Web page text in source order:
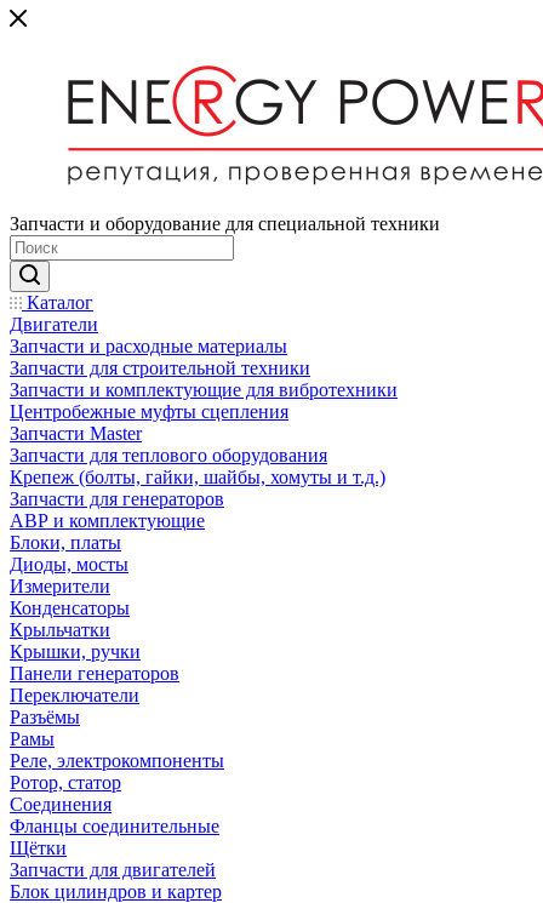
Запчасти и оборудование для специальной техники
Каталог
Двигатели
Запчасти и расходные материалы
Запчасти для строительной техники
Запчасти и комплектующие для вибротехники
Центробежные муфты сцепления
Запчасти Master
Запчасти для теплового оборудования
Крепеж (болты, гайки, шайбы, хомуты и т.д.)
Запчасти для генераторов
АВР и комплектующие
Блоки, платы
Диоды, мосты
Измерители
Конденсаторы
Крыльчатки
Крышки, ручки
Панели генераторов
Переключатели
Разъёмы
Рамы
Реле, электрокомпоненты
Ротор, статор
Соединения
Фланцы соединительные
Щётки
Запчасти для двигателей
Блок цилиндров и картер